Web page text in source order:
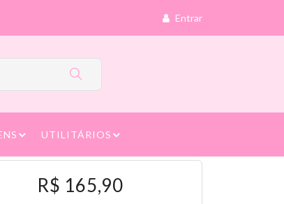
Entrar
UTILITÁRIOS
R$ 165,90